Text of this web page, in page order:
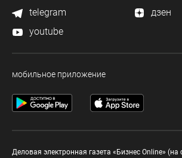
telegram
дзен
youtube
мобильное приложение
Деловая электронная газета «Бизнес Online» (на